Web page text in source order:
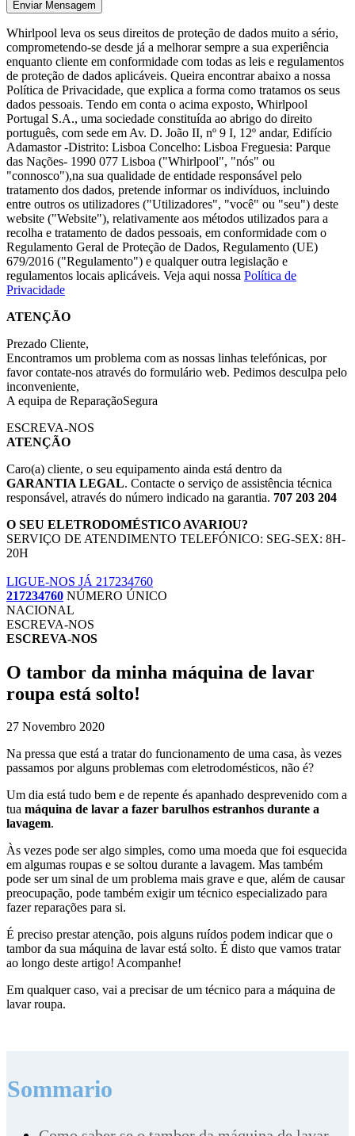
Whirlpool leva os seus direitos de proteção de dados muito a sério,
comprometendo-se desde já a melhorar sempre a sua experiência
enquanto cliente em conformidade com todas as leis e regulamentos
de proteção de dados aplicáveis. Queira encontrar abaixo a nossa
Política de Privacidade, que explica a forma como tratamos os seus
dados pessoais. Tendo em conta o acima exposto, Whirlpool
Portugal S.A., uma sociedade constituída ao abrigo do direito
português, com sede em Av. D. João II, nº 9 I, 12º andar, Edifício
Adamastor -Distrito: Lisboa Concelho: Lisboa Freguesia: Parque
das Nações- 1990 077 Lisboa ("Whirlpool", "nós" ou
"connosco"),na sua qualidade de entidade responsável pelo
tratamento dos dados, pretende informar os indivíduos, incluindo
entre outros os utilizadores ("Utilizadores", "você" ou "seu") deste
website ("Website"), relativamente aos métodos utilizados para a
recolha e tratamento de dados pessoais, em conformidade com o
Regulamento Geral de Proteção de Dados, Regulamento (UE)
679/2016 ("Regulamento") e qualquer outra legislação e
regulamentos locais aplicáveis. Veja aqui nossa Política de
Privacidade
ATENÇÃO
Prezado Cliente,
Encontramos um problema com as nossas linhas telefónicas, por
favor contate-nos através do formulário web. Pedimos desculpa pelo
inconveniente,
A equipa de ReparaçãoSegura
ESCREVA-NOS
ATENÇÃO
Caro(a) cliente, o seu equipamento ainda está dentro da
GARANTIA LEGAL. Contacte o serviço de assistência técnica
responsável, através do número indicado na garantia. 707 203 204
O SEU ELETRODOMÉSTICO AVARIOU?
SERVIÇO DE ATENDIMENTO TELEFÓNICO: SEG-SEX: 8H-
20H
LIGUE-NOS JÁ 217234760
217234760 NÚMERO ÚNICO
NACIONAL
ESCREVA-NOS
ESCREVA-NOS
O tambor da minha máquina de lavar
roupa está solto!
27 Novembro 2020
Na pressa que está a tratar do funcionamento de uma casa, às vezes
passamos por alguns problemas com eletrodomésticos, não é?
Um dia está tudo bem e de repente és apanhado desprevenido com a
tua máquina de lavar a fazer barulhos estranhos durante a
lavagem.
Às vezes pode ser algo simples, como uma moeda que foi esquecida
em algumas roupas e se soltou durante a lavagem. Mas também
pode ser um sinal de um problema mais grave e que, além de causar
preocupação, pode também exigir um técnico especializado para
fazer reparações para si.
É preciso prestar atenção, pois alguns ruídos podem indicar que o
tambor da sua máquina de lavar está solto. É disto que vamos tratar
ao longo deste artigo! Acompanhe!
Em qualquer caso, vai a precisar de um técnico para a máquina de
lavar roupa.
Sommario